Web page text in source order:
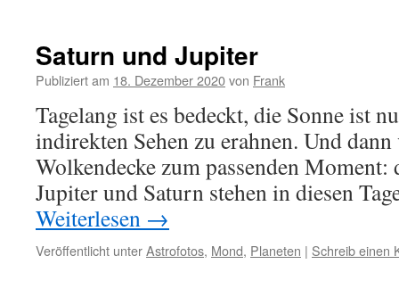
Saturn und Jupiter
Publiziert am 18. Dezember 2020von Frank
Tagelang ist es bedeckt, die Sonne ist
indirekten Sehen zu erahnen. Und
Wolkendecke zum passenden Moment:
Jupiter und Saturn stehen in diesen
Weiterlesen →
Veröffentlicht unterAstrofotos, Mond, Planeten | Schreib einen